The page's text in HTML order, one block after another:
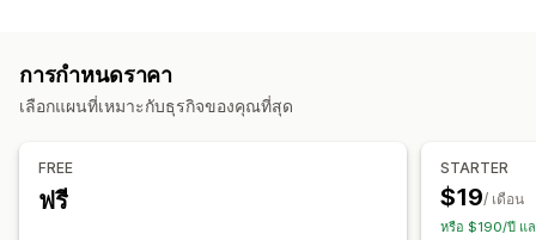
หน้าข่าวประชาสัมพันธ์
หน้าลิงก์ในประวัติ
หน้ารีวิว หน้าราคา
การจัดการหน้าเว็บ
การโหลดแบบ Lazy
การจัดทำดัชนีหน้าเว็บ เมตาแท็ก
การเพิ่มประสิทธิภาพ URL
การปรับความเร็วให้เหมาะสม
การกำหนดราคา
เลือกแผนที่เหมาะกับธุรกิจของคุณที่สุด
FREE
ฟรี
STARTER
$19/ เดือน
หรือ $190/ปี แล